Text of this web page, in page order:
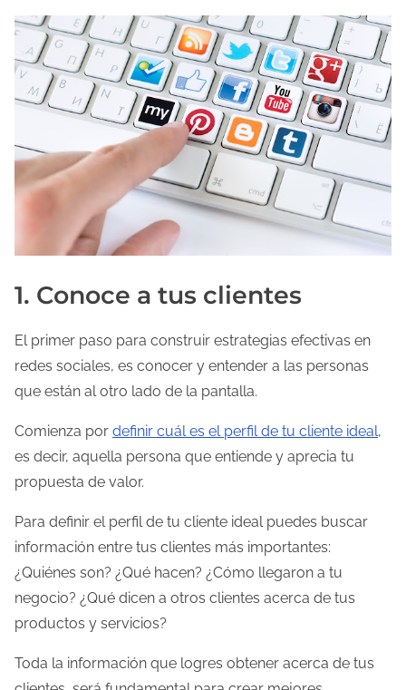
a
e
n
a
d
a
1. Conoce a tus clientes
El primer paso para construir estrategias efectivas en
redes sociales, es conocer y entender a las personas
que están al otro lado de la pantalla.
Comienza por definir cuál es el perfil de tu cliente ideal,
es decir, aquella persona que entiende y aprecia tu
propuesta de valor.
Para definir el perfil de tu cliente ideal puedes buscar
información entre tus clientes más importantes:
¿Quiénes son? ¿Qué hacen? ¿Cómo llegaron a tu
negocio? ¿Qué dicen a otros clientes acerca de tus
productos y servicios?
Toda la información que logres obtener acerca de tus